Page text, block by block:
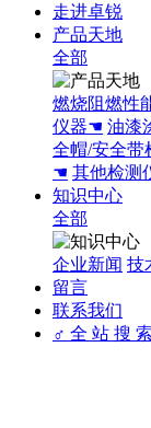
走进卓锐
产品天地
全部
燃烧阻燃性
仪器☚ 油漆
全帽/安全带
☚ 其他检测
知识中心
全部
企业新闻 技
留言
联系我们
♂ 全 站 搜